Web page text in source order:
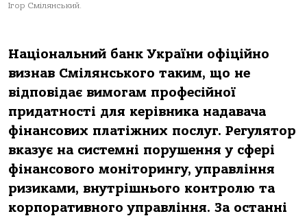
Ігор Смілянський.
Національний банк України офіційно
визнав Смілянського таким, що не
відповідає вимогам професійної
придатності для керівника надавача
фінансових платіжних послуг. Регулятор
вказує на системні порушення у сфері
фінансового моніторингу, управління
ризиками, внутрішнього контролю та
корпоративного управління. За останні